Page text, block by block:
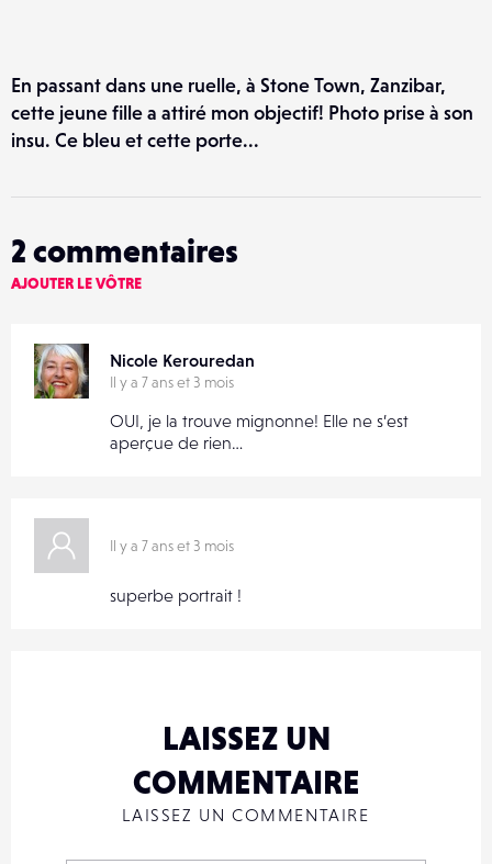
En passant dans une ruelle, à Stone Town, Zanzibar,
cette jeune fille a attiré mon objectif! Photo prise à son
insu. Ce bleu et cette porte...
2 commentaires
AJOUTER LE VÔTRE
Nicole Kerouredan
Il y a 7 ans et 3 mois
OUI, je la trouve mignonne! Elle ne s’est
aperçue de rien…
Il y a 7 ans et 3 mois
superbe portrait !
LAISSEZ UN
COMMENTAIRE
LAISSEZ UN COMMENTAIRE